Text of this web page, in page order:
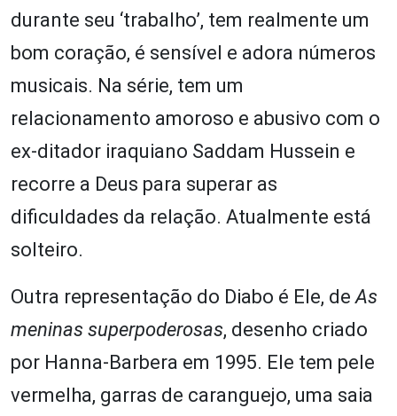
durante seu ‘trabalho’, tem realmente um
bom coração, é sensível e adora números
musicais. Na série, tem um
relacionamento amoroso e abusivo com o
ex-ditador iraquiano Saddam Hussein e
recorre a Deus para superar as
dificuldades da relação. Atualmente está
solteiro.
Outra representação do Diabo é Ele, deAs
meninas superpoderosas, desenho criado
por Hanna-Barbera em 1995. Ele tem pele
vermelha, garras de caranguejo, uma saia